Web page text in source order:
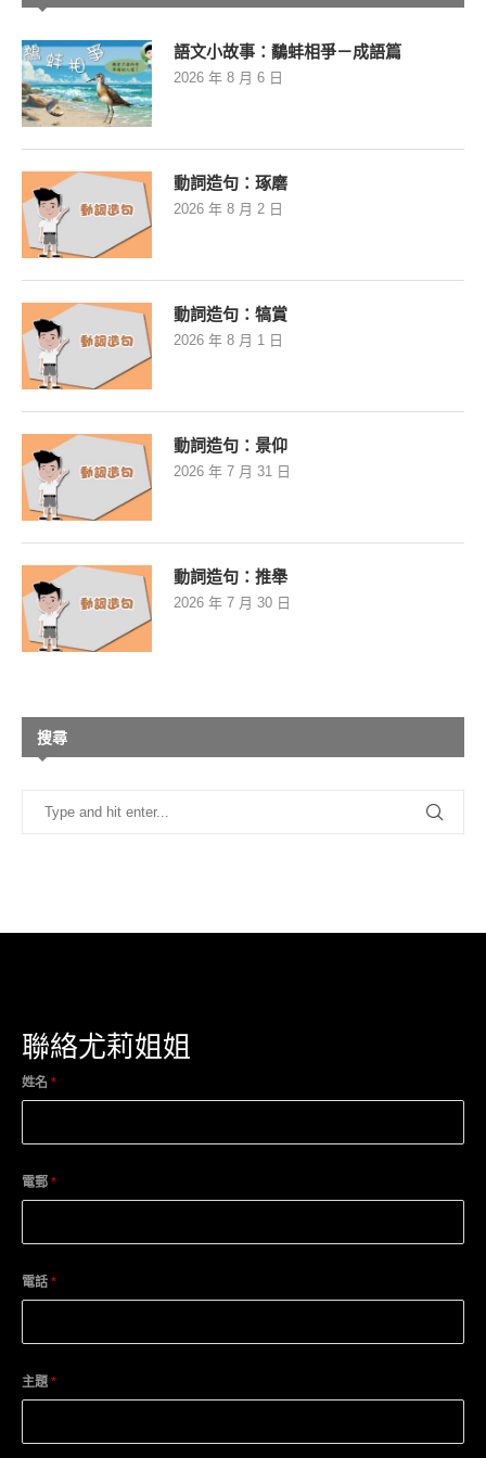
語文小故事：鷸蚌相爭－成語篇
2026 年 8 月 6 日
動詞造句：琢磨
2026 年 8 月 2 日
動詞造句：犒賞
2026 年 8 月 1 日
動詞造句：景仰
2026 年 7 月 31 日
動詞造句：推舉
2026 年 7 月 30 日
搜尋
聯絡尤莉姐姐
姓名 *
電郵 *
電話 *
主題 *